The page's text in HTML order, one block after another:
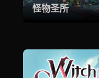
怪物圣所